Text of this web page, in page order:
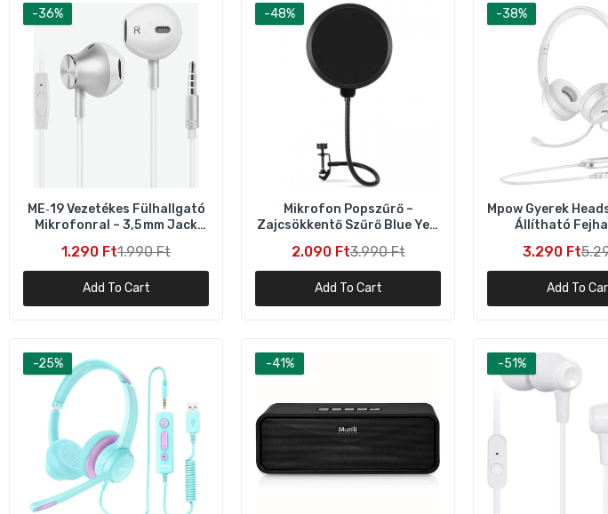
Mpow Gyerek Headset –
Mpow Gyerek Headset –
5.290 Ft
Muzili Vezeték nélküli Bluetooth
5.790 Ft
9.790 Ft
okostelefonokhoz
WINTI asztali állványos
10.990 Ft
17.990 Ft
-36%
ME‑19 Vezetékes Fülhallgató
Mikrofonral – 3,5 mm Jack
1.290 Ft1.990 Ft
Add To Cart
-48%
Mikrofon Popszűrő –
Zajcsökkentő Szűrő Blue Yeti
2.090 Ft3.990 Ft
Add To Cart
-38%
Mpow Gyerek
Állítható
3.290 Ft
Add To
-25% -41% -51%